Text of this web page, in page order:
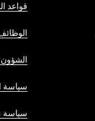
قواعد
الشؤون
سياسة
سياسة